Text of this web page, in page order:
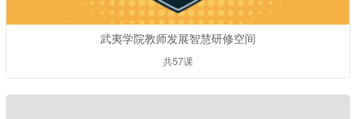
武夷学院教师发展智慧研修空间
共57课